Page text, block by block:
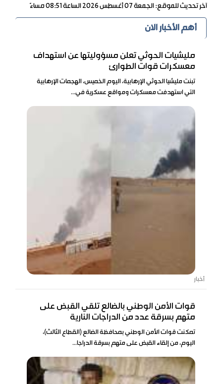
آخر تحديث للموقع: الجمعة ٠٧ أغسطس ٢٠٢٦ الساعة ٠٨:٥١ مساءً
أهم الأخبار الان
مليشيات الحوثي تعلن مسؤوليتها عن استهداف
معسكرات قوات الطوارئ
تبنت مليشيا الحوثي الإرهابية، اليوم الخميس، الهجمات الإرهابية
التي استهدفت معسكرات ومواقع عسكرية في...
أخبار
قوات الأمن الوطني بالضالع تلقي القبض على
متهم بسرقة عدد من الدراجات النارية
تمكنت قوات الأمن الوطني بمحافظة الضالع (القطاع الثالث)،
اليوم، من إلقاء القبض على متهم بسرقة الدراجا...